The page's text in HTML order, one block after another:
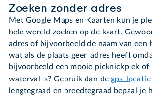
Zoeken zonder adres
Met Google Maps en Kaarten kun je
hele wereld zoeken op de kaart.
adres of bijvoorbeeld de naam van een
wat als de plaats geen adres heeft
bijvoorbeeld een mooie picknickplek of
waterval is? Gebruik dan de gps-locatie
lengtegraad en breedtegraad bepaal je